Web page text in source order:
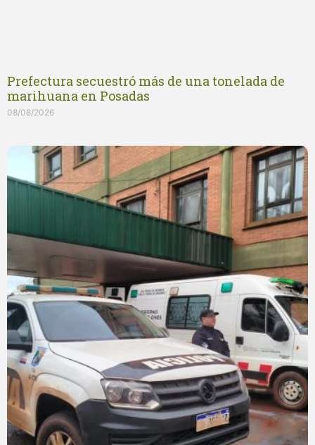
Prefectura secuestró más de una tonelada de
marihuana en Posadas
08/08/2026